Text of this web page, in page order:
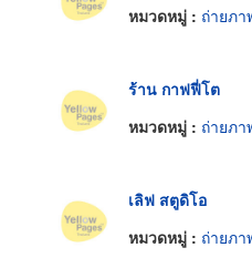
หมวดหมู่ : ถ่ายภ
ร้าน กาฟฟี่โต
หมวดหมู่ : ถ่ายภ
เลิฟ สตูดิโอ
หมวดหมู่ : ถ่ายภ